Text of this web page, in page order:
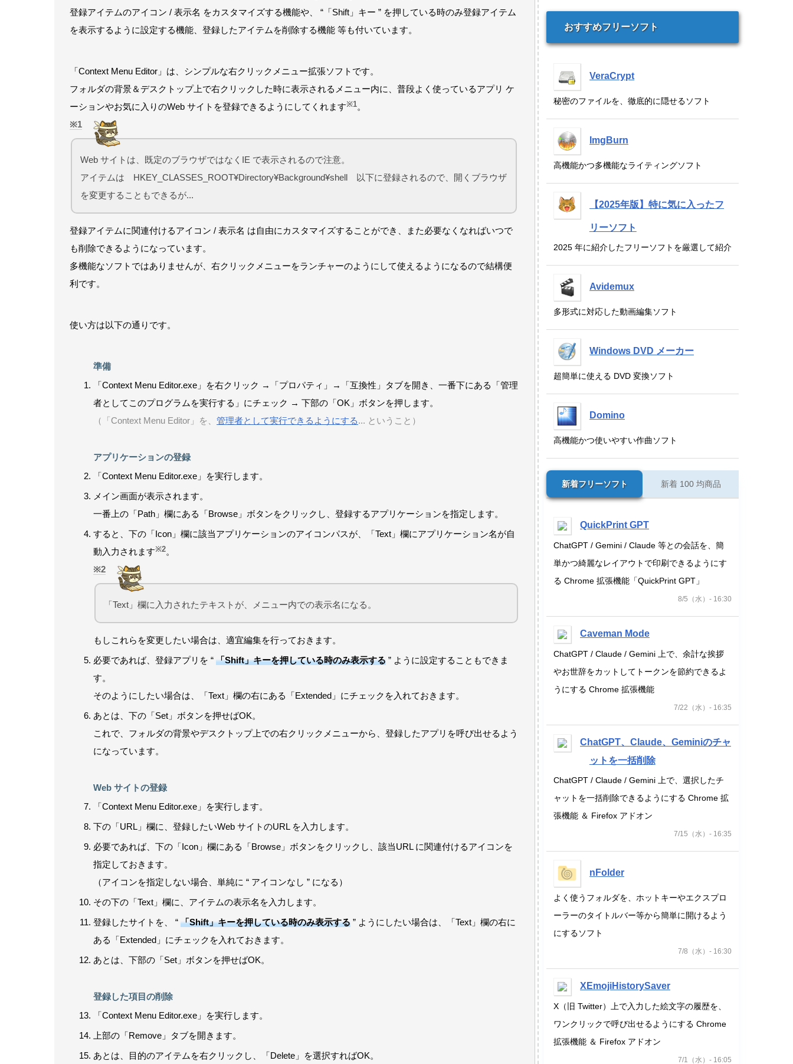
登録アイテムのアイコン / 表示名 をカスタマイズする機能や、 “「Shift」キー ” を押している時のみ登録アイテム
を表示するように設定する機能、登録したアイテムを削除する機能 等も付いています。
「Context Menu Editor」は、シンプルな右クリックメニュー拡張ソフトです。
フォルダの背景＆デスクトップ上で右クリックした時に表示されるメニュー内に、普段よく使っているアプリ ケ
ーションやお気に入りのWeb サイトを登録できるようにしてくれます※1。
1
Web サイトは、既定のブラウザではなくIE で表示されるので注意。
アイテムは HKEY_CLASSES_ROOT¥Directory¥Background¥shell 以下に登録されるので、開くブラウザ
を変更することもできるが...
登録アイテムに関連付けるアイコン / 表示名 は自由にカスタマイズすることができ、また必要なくなればいつで
も削除できるようになっています。
多機能なソフトではありませんが、右クリックメニューをランチャーのようにして使えるようになるので結構便
利です。
使い方は以下の通りです。
準備
「Context Menu Editor.exe」を右クリック →「プロパティ」→「互換性」タブを開き、一番下にある「管理
者としてこのプログラムを実行する」にチェック → 下部の「OK」ボタンを押します。
（「Context Menu Editor」を、 管理者として実行できるようにする... ということ）
アプリケーションの登録
「Context Menu Editor.exe」を実行します。
メイン画面が表示されます。
一番上の「Path」欄にある「Browse」ボタンをクリックし、登録するアプリケーションを指定します。
すると、下の「Icon」欄に該当アプリケーションのアイコンパスが、「Text」欄にアプリケーション名が自
動入力されます※2。
2
「Text」欄に入力されたテキストが、メニュー内での表示名になる。
もしこれらを変更したい場合は、適宜編集を行っておきます。
必要であれば、登録アプリを “ 「Shift」キーを押している時のみ表示する ” ように設定することもできま
す。
そのようにしたい場合は、「Text」欄の右にある「Extended」にチェックを入れておきます。
あとは、下の「Set」ボタンを押せばOK。
これで、フォルダの背景やデスクトップ上での右クリックメニューから、登録したアプリを呼び出せるよう
になっています。
Web サイトの登録
「Context Menu Editor.exe」を実行します。
下の「URL」欄に、登録したいWeb サイトのURL を入力します。
必要であれば、下の「Icon」欄にある「Browse」ボタンをクリックし、該当URL に関連付けるアイコンを
指定しておきます。
（アイコンを指定しない場合、単純に “ アイコンなし ” になる）
その下の「Text」欄に、アイテムの表示名を入力します。
登録したサイトを、 “ 「Shift」キーを押している時のみ表示する ” ようにしたい場合は、「Text」欄の右に
ある「Extended」にチェックを入れておきます。
あとは、下部の「Set」ボタンを押せばOK。
登録した項目の削除
「Context Menu Editor.exe」を実行します。
上部の「Remove」タブを開きます。
あとは、目的のアイテムを右クリックし、「Delete」を選択すればOK。
おすすめフリーソフト
VeraCrypt
秘密のファイルを、徹底的に隠せるソフト
ImgBurn
高機能かつ多機能なライティングソフト
【2025年版】特に気に入ったフ
リーソフト
2025 年に紹介したフリーソフトを厳選して紹介
Avidemux
多形式に対応した動画編集ソフト
Windows DVD メーカー
超簡単に使える DVD 変換ソフト
Domino
高機能かつ使いやすい作曲ソフト
新着フリーソフト 新着 100 均商品
QuickPrint GPT
ChatGPT / Gemini / Claude 等との会話を、簡
単かつ綺麗なレイアウトで印刷できるようにす
る Chrome 拡張機能「QuickPrint GPT」
8/5（水）- 16:30
Caveman Mode
ChatGPT / Claude / Gemini 上で、余計な挨拶
やお世辞をカットしてトークンを節約できるよ
うにする Chrome 拡張機能
7/22（水）- 16:35
ChatGPT、Claude、Geminiのチャ
ットを一括削除
ChatGPT / Claude / Gemini 上で、選択したチ
ャットを一括削除できるようにする Chrome 拡
張機能 ＆ Firefox アドオン
7/15（水）- 16:35
nFolder
よく使うフォルダを、ホットキーやエクスプロ
ーラーのタイトルバー等から簡単に開けるよう
にするソフト
7/8（水）- 16:30
XEmojiHistorySaver
X（旧 Twitter）上で入力した絵文字の履歴を、
ワンクリックで呼び出せるようにする Chrome
拡張機能 ＆ Firefox アドオン
7/1（水）- 16:05